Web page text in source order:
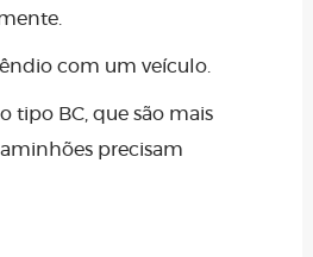
com um veículo.
tipo BC, que são mais
precisam